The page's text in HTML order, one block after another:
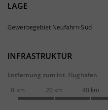
LAGE
Gewerbegebiet Neufahrn-Süd
INFRASTRUKTUR
Entfernung zum int. Flughafen
0 km
20 km 40 km